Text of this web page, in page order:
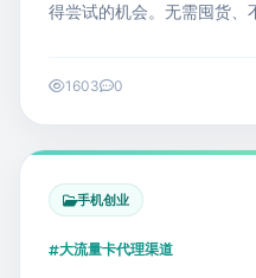
得尝试的机会。无需囤货、
用的推广攻略，看完这篇文
1603 0
手机创业
大流量卡代理渠道